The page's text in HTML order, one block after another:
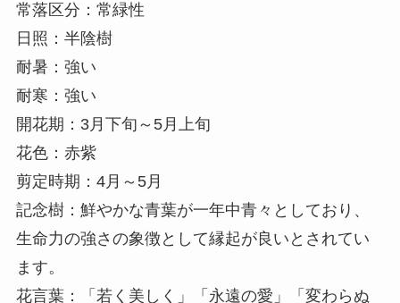
常落区分：常緑性
日照：半陰樹
耐暑：強い
耐寒：強い
開花期：3月下旬～5月上旬
花色：赤紫
剪定時期：4月～5月
記念樹：鮮やかな青葉が一年中青々としており、
生命力の強さの象徴として縁起が良いとされてい
ます。
花言葉：「若く美しく」「永遠の愛」「変わらぬ